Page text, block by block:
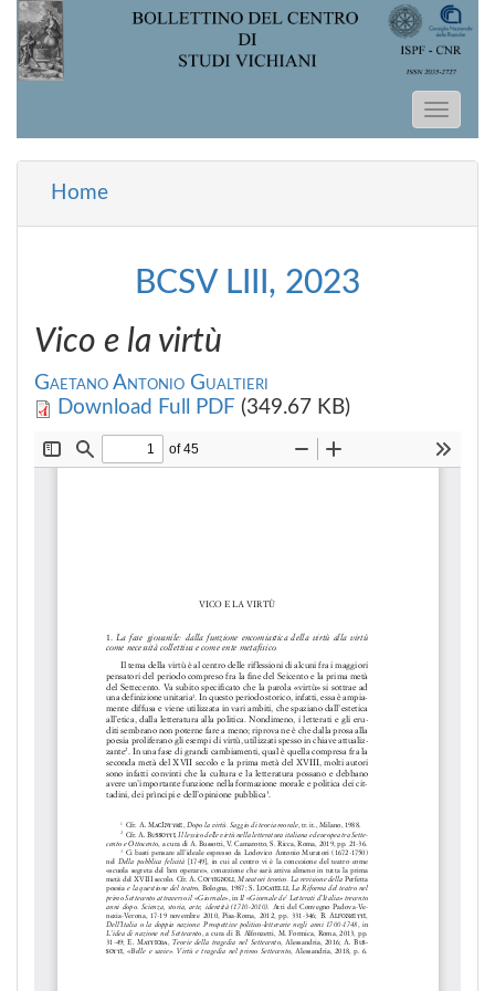
Salta al contenuto principale
Home
BCSV LIII, 2023
Vico e la virtù
Gaetano Antonio Gualtieri
Download Full PDF (349.67 KB)